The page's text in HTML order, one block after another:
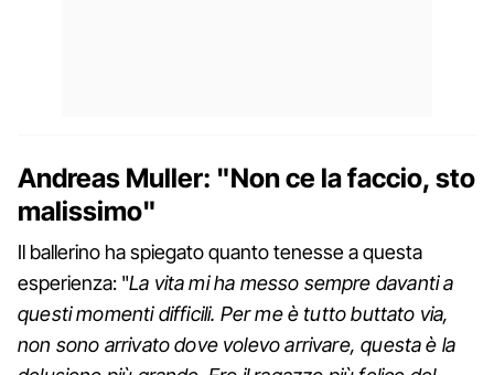
Andreas Muller: "Non ce la faccio, sto
malissimo"
Il ballerino ha spiegato quanto tenesse a questa
esperienza: "La vita mi ha messo sempre davanti a
questi momenti difficili. Per me è tutto buttato via,
non sono arrivato dove volevo arrivare, questa è la